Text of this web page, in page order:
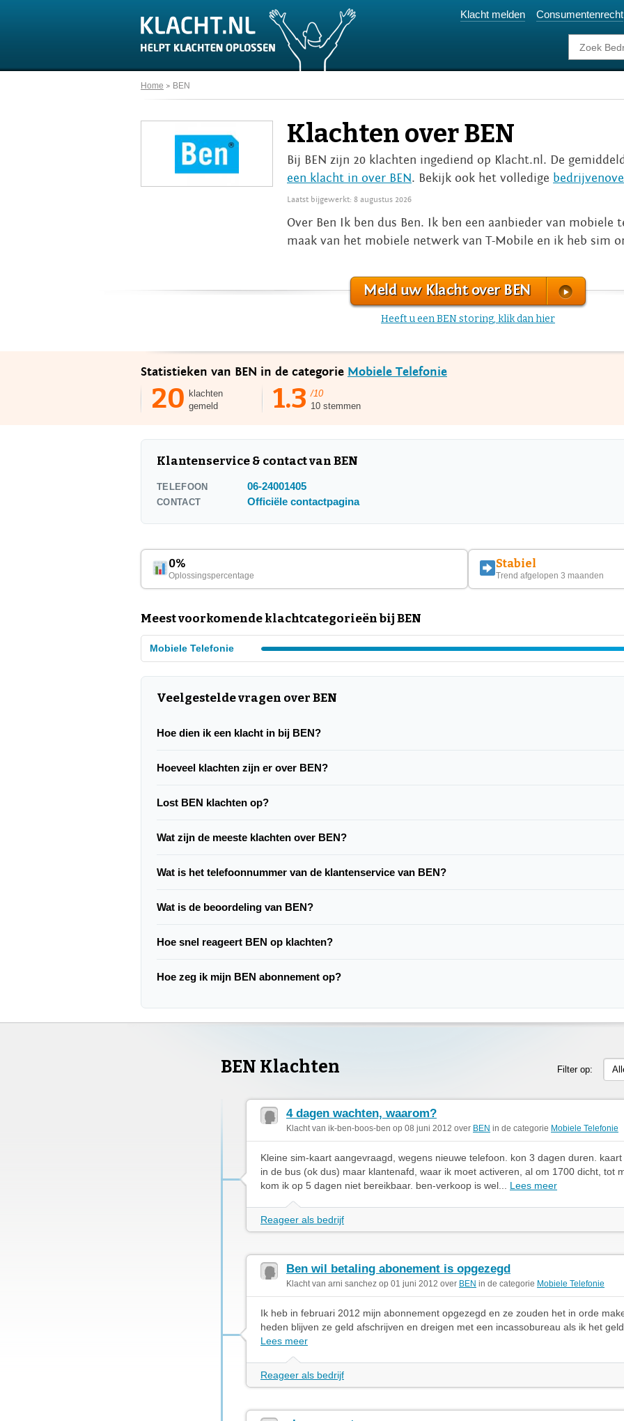
Klacht melden Consumentenrecht
Home BEN
Klachten over BEN
Bij BEN zijn 20 klachten ingediend op Klacht.nl. De
een klacht in over BEN. Bekijk ook het volledige
Laatst bijgewerkt: 8 augustus 2026
Over Ben Ik ben dus Ben. Ik ben een aanbieder van
maak van het mobiele netwerk van T-Mobile en ik heb sim
Meld uw Klacht over BEN
Heeft u een BEN storing, klik dan hier
Statistieken van BEN in de categorie Mobiele Telefonie
20 klachten
gemeld
1.3 /10
10 stemmen
Klantenservice & contact van BEN
TELEFOON 06-24001405
CONTACT Officiële contactpagina
0%
Oplossingspercentage
Stabiel
Trend afgelopen 3 maanden
Meest voorkomende klachtcategorieën bij BEN
Mobiele Telefonie
Veelgestelde vragen over BEN
Hoe dien ik een klacht in bij BEN?
Hoeveel klachten zijn er over BEN?
Lost BEN klachten op?
Wat zijn de meeste klachten over BEN?
Wat is het telefoonnummer van de klantenservice van BEN?
Wat is de beoordeling van BEN?
Hoe snel reageert BEN op klachten?
Hoe zeg ik mijn BEN abonnement op?
BEN Klachten Filter op:
4 dagen wachten, waarom?
Klacht van ik-ben-boos-ben op 08 juni 2012 over BEN in de categorie Mobiele Telefonie
Kleine sim-kaart aangevraagd, wegens nieuwe telefoon. kon 3 dagen duren.
in de bus (ok dus) maar klantenafd, waar ik moet activeren, al om 1700 dicht, tot
kom ik op 5 dagen niet bereikbaar. ben-verkoop is wel... Lees meer
Reageer als bedrijf
Ben wil betaling abonement is opgezegd
Klacht van arni sanchez op 01 juni 2012 over BEN in de categorie Mobiele Telefonie
Ik heb in februari 2012 mijn abonnement opgezegd en ze zouden het in orde
heden blijven ze geld afschrijven en dreigen met een incassobureau als ik het
Lees meer
Reageer als bedrijf